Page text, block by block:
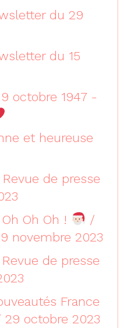
du 29
du 15
9 octobre 1947 -
et heureuse
Revue de presse
Oh Oh Oh !
/
novembre 2023
Revue de presse
France
octobre 2023